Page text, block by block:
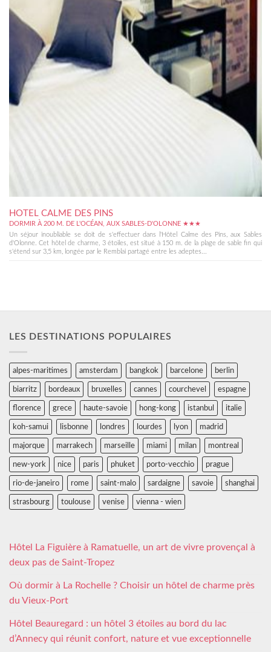
HOTEL CALME DES PINS
DORMIR À 200 M. DE L'OCÉAN, AUX SABLES-D'OLONNE ★★★
Un séjour inoubliable se doit de s'effectuer dans l'Hôtel Calme des Pins, aux Sables
d'Olonne. Cet hôtel de charme, 3 étoiles, est situé à 150 m. de la plage de sable fin qui
s'étend sur 3,5 km, longée par le Remblai partagé entre les adeptes...
LES DESTINATIONS POPULAIRES
alpes-maritimes amsterdam bangkok barcelone berlin
biarritz bordeaux bruxelles cannes courchevel espagne
florence grece haute-savoie hong-kong istanbul italie
koh-samui lisbonne londres lourdes lyon madrid
majorque marrakech marseille miami milan montreal
new-york nice paris phuket porto-vecchio prague
rio-de-janeiro rome saint-malo sardaigne savoie shanghai
strasbourg toulouse venise vienna - wien
Hôtel La Figuière à Ramatuelle, un art de vivre provençal à
deux pas de Saint-Tropez
Où dormir à La Rochelle ? Choisir un hôtel de charme près
du Vieux-Port
Hôtel Beauregard : un hôtel 3 étoiles au bord du lac
d’Annecy qui réunit confort, nature et vue exceptionnelle